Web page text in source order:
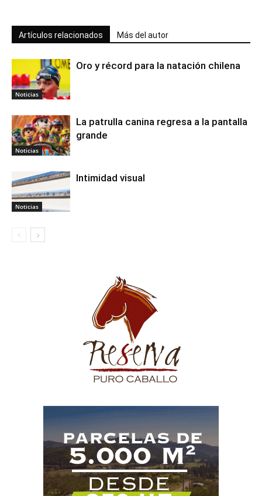
Artículos relacionados Más del autor
Noticias
Oro y récord para la natación chilena
Noticias
La patrulla canina regresa a la pantalla
grande
Noticias
Intimidad visual